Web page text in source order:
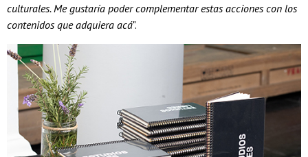
culturales. Me gustaría poder complementar estas acciones con los
contenidos que adquiera acá".